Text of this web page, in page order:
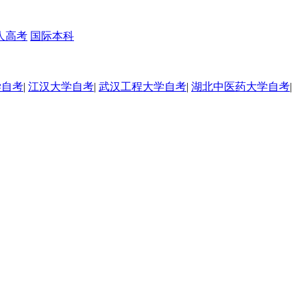
高考 国际本科
考| 江汉大学自考| 武汉工程大学自考| 湖北中医药大学自考|